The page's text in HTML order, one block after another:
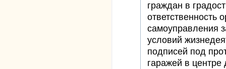
граждан в
ответственность
самоуправления
условий
подписей под
гаражей в центре